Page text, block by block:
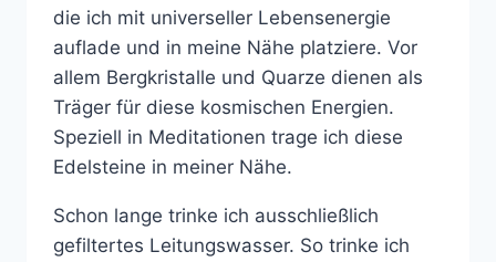
die ich mit universeller Lebensenergie
auflade und in meine Nähe platziere. Vor
allem Bergkristalle und Quarze dienen als
Träger für diese kosmischen Energien.
Speziell in Meditationen trage ich diese
Edelsteine in meiner Nähe.
Schon lange trinke ich ausschließlich
gefiltertes Leitungswasser. So trinke ich